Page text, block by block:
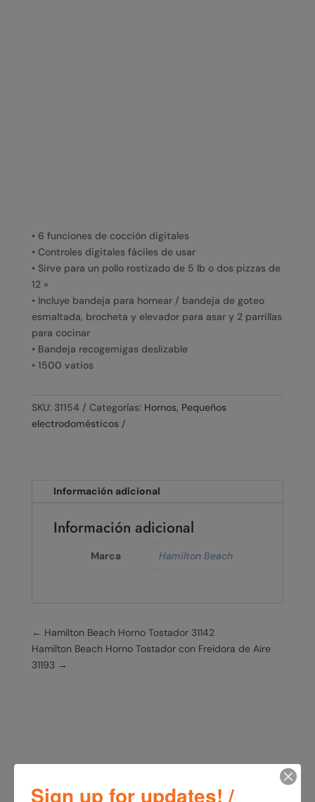
• 6 funciones de cocción digitales
• Controles digitales fáciles de usar
• Sirve para un pollo rostizado de 5 lb o dos pizzas de
12 »
• Incluye bandeja para hornear / bandeja de goteo
esmaltada, brocheta y elevador para asar y 2 parrillas
para cocinar
• Bandeja recogemigas deslizable
• 1500 vatios
SKU: 31154 Categorías: Hornos, Pequeños
electrodomésticos
Información adicional
Información adicional
Marca Hamilton Beach
← Hamilton Beach Horno Tostador 31142
Hamilton Beach Horno Tostador con Freidora de Aire
31193→
Sign up for updates! /